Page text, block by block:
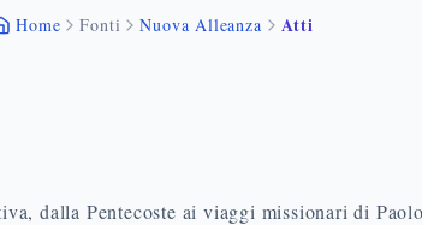
Home Fonti Nuova Alleanza Atti
dalla Pentecoste ai viaggi missionari di